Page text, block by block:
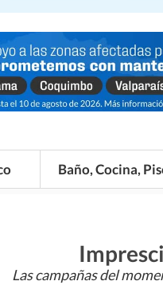
Baño, Cocina,
Las campañas del